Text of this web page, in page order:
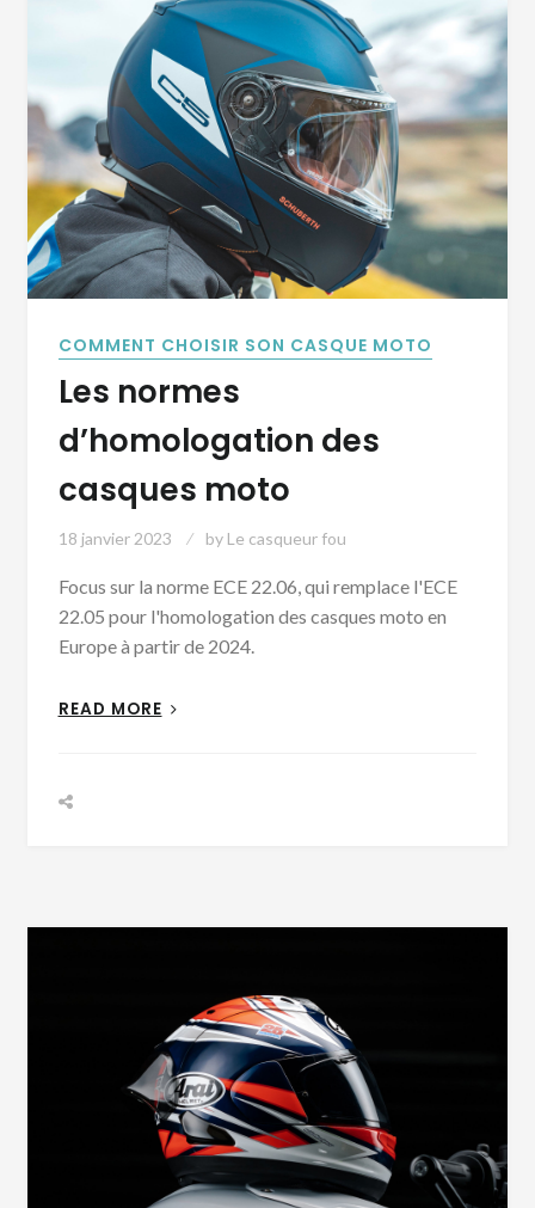
COMMENT CHOISIR SON CASQUE MOTO
Les normes
d’homologation des
casques moto
18 janvier 2023 by Le casqueur fou
Focus sur la norme ECE 22.06, qui remplace l'ECE
22.05 pour l'homologation des casques moto en
Europe à partir de 2024.
READ MORE